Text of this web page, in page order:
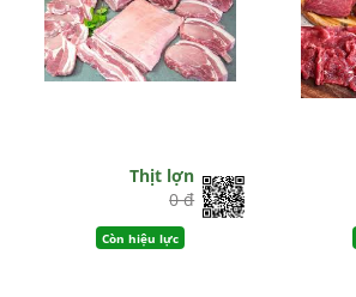
Thịt lợn
0 đ
Còn hiệu lực